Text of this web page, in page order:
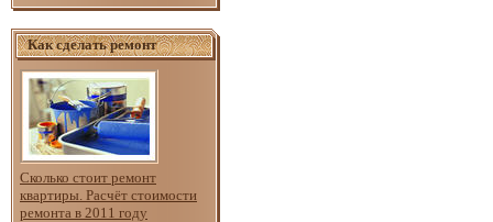
Как сделать ремонт
Сколько стоит ремонт
квартиры. Расчёт стоимости
ремонта в 2011 году